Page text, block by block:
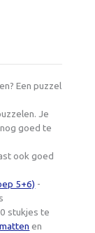
Een puzzel
Je
goed te
ook goed
5+6) -
stukjes te
en